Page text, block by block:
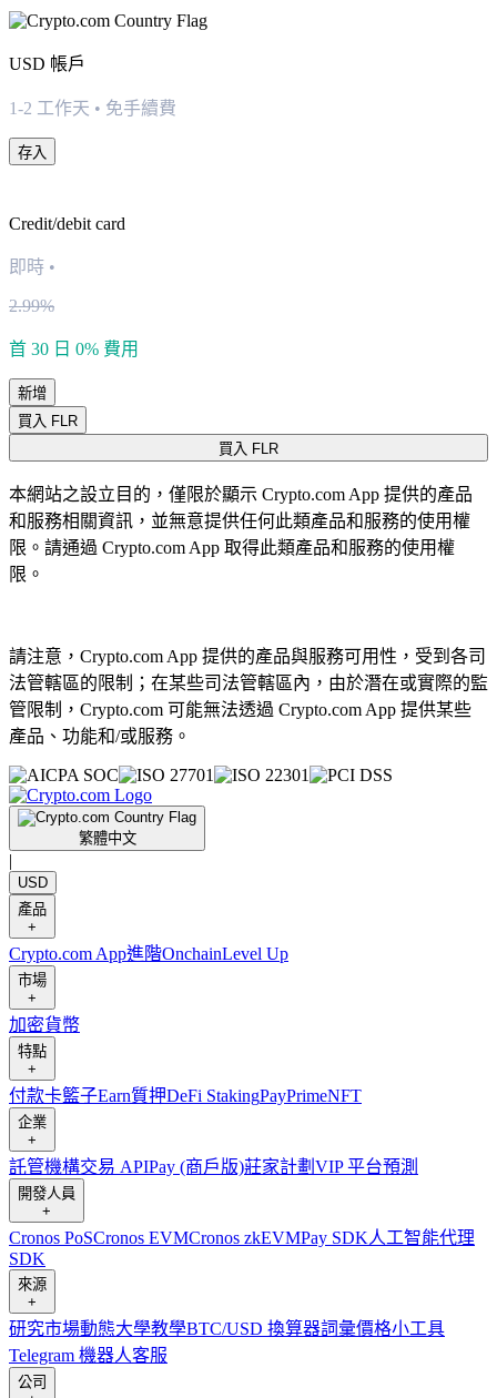
USD 帳戶
1-2 工作天 • 免手續費
存入
Credit/debit card
即時 •
2.99%
首 30 日 0% 費用
新增
買入 FLR
買入 FLR
本網站之設立目的，僅限於顯示 Crypto.com App 提供的產品
和服務相關資訊，並無意提供任何此類產品和服務的使用權
限。請通過 Crypto.com App 取得此類產品和服務的使用權
限。
請注意，Crypto.com App 提供的產品與服務可用性，受到各司
法管轄區的限制；在某些司法管轄區內，由於潛在或實際的監
管限制，Crypto.com 可能無法透過 Crypto.com App 提供某些
產品、功能和/或服務。
繁體中文
|
USD
產品
+
Crypto.com App進階OnchainLevel Up
市場
+
加密貨幣
特點
+
付款卡籃子Earn質押DeFi StakingPayPrimeNFT
企業
+
託管機構交易 APIPay (商戶版)莊家計劃 VIP 平台預測
開發人員
+
Cronos PoSCronos EVMCronos zkEVMPay SDK人工智能代理
SDK
來源
+
研究市場動態大學教學BTC/USD 換算器詞彙價格小工具
Telegram 機器人客服
公司